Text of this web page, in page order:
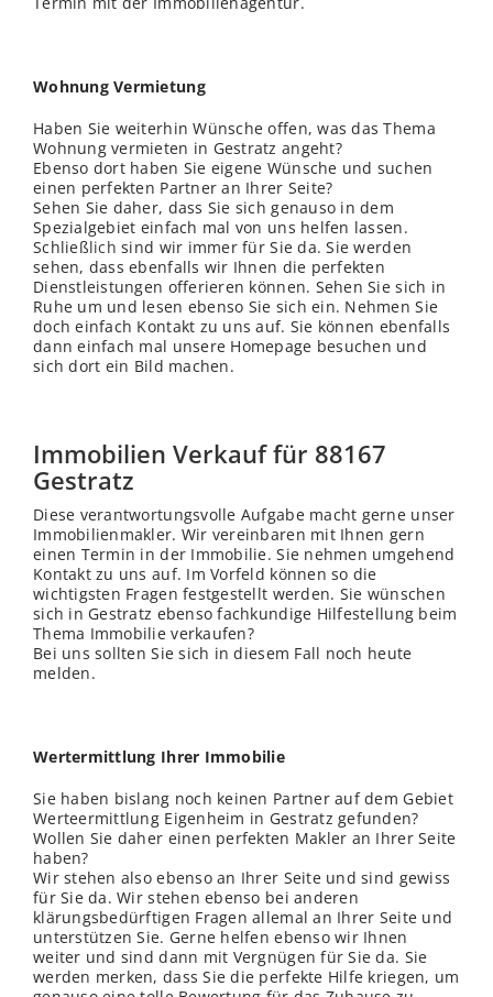
Wohnung Vermietung
Haben Sie weiterhin Wünsche offen, was das Thema
Wohnung vermieten in Gestratz angeht?
Ebenso dort haben Sie eigene Wünsche und suchen
einen perfekten Partner an Ihrer Seite?
Sehen Sie daher, dass Sie sich genauso in dem
Spezialgebiet einfach mal von uns helfen lassen.
Schließlich sind wir immer für Sie da. Sie werden
sehen, dass ebenfalls wir Ihnen die perfekten
Dienstleistungen offerieren können. Sehen Sie sich in
Ruhe um und lesen ebenso Sie sich ein. Nehmen Sie
doch einfach Kontakt zu uns auf. Sie können ebenfalls
dann einfach mal unsere Homepage besuchen und
sich dort ein Bild machen.
Immobilien Verkauf für 88167
Gestratz
Diese verantwortungsvolle Aufgabe macht gerne unser
Immobilienmakler. Wir vereinbaren mit Ihnen gern
einen Termin in der Immobilie. Sie nehmen umgehend
Kontakt zu uns auf. Im Vorfeld können so die
wichtigsten Fragen festgestellt werden. Sie wünschen
sich in Gestratz ebenso fachkundige Hilfestellung beim
Thema Immobilie verkaufen?
Bei uns sollten Sie sich in diesem Fall noch heute
melden.
Wertermittlung Ihrer Immobilie
Sie haben bislang noch keinen Partner auf dem Gebiet
Werteermittlung Eigenheim in Gestratz gefunden?
Wollen Sie daher einen perfekten Makler an Ihrer Seite
haben?
Wir stehen also ebenso an Ihrer Seite und sind gewiss
für Sie da. Wir stehen ebenso bei anderen
klärungsbedürftigen Fragen allemal an Ihrer Seite und
unterstützen Sie. Gerne helfen ebenso wir Ihnen
weiter und sind dann mit Vergnügen für Sie da. Sie
werden merken, dass Sie die perfekte Hilfe kriegen, um